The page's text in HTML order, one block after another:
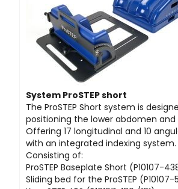
System ProSTEP short
The ProSTEP Short system is
positioning the lower abdomen
Offering 17 longitudinal and 10
with an integrated indexing system.
Consisting of:
ProSTEP Baseplate Short (P10107-
Sliding bed for the ProSTEP (P10107-